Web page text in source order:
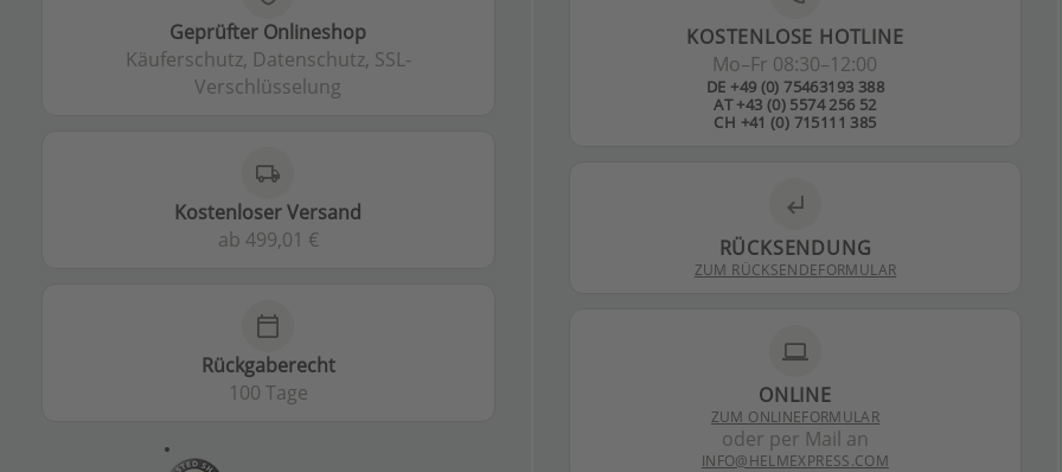
Geprüfter Onlineshop
Käuferschutz, Datenschutz, SSL-
Verschlüsselung
local_shipping
Kostenloser Versand
ab 499,01 €
calendar_today
Rückgaberecht
100 Tage
KOSTENLOSE HOTLINE
Mo–Fr 08:30–12:00
DE +49 (0) 75463193 388
AT +43 (0) 5574 256 52
CH +41 (0) 715111 385
subdirectory_arrow_left
RÜCKSENDUNG
ZUM RÜCKSENDEFORMULAR
laptop
ONLINE
ZUM ONLINEFORMULAR
oder per Mail an
INFO@HELMEXPRESS.COM